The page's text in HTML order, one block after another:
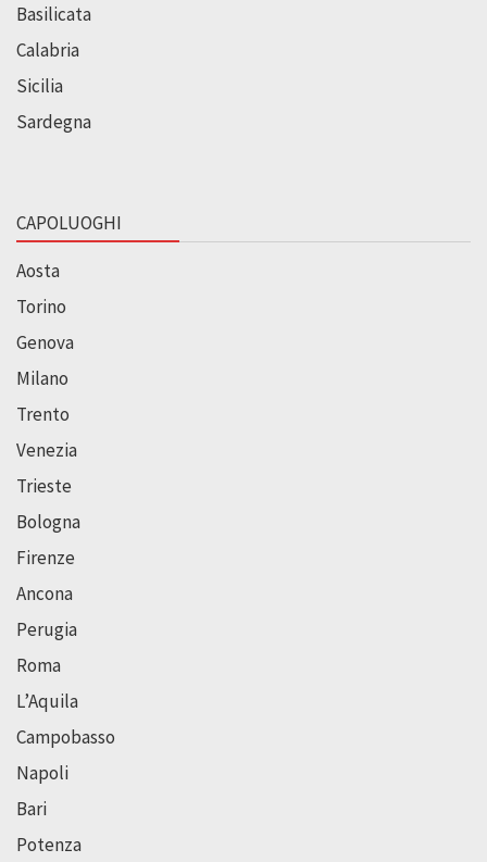
Basilicata
Calabria
Sicilia
Sardegna
CAPOLUOGHI
Aosta
Torino
Genova
Milano
Trento
Venezia
Trieste
Bologna
Firenze
Ancona
Perugia
Roma
L’Aquila
Campobasso
Napoli
Bari
Potenza